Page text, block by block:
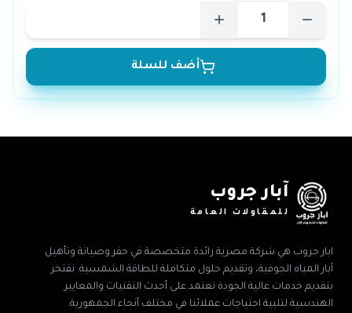
أضف للسلة
آبار جروب
للمقاولات العامة
ابار جروب هي شركة مصرية رائدة متخصصة في حفر وصيانة وتأهيل
آبار المياه الجوفية، وتقديم حلول متكاملة للطاقة الشمسية. نفتخر
بتقديم خدمات عالية الجودة تعتمد على أحدث التقنيات والمعايير
الهندسية لتلبية احتياجات عملائنا في مختلف أنحاء الجمهورية.